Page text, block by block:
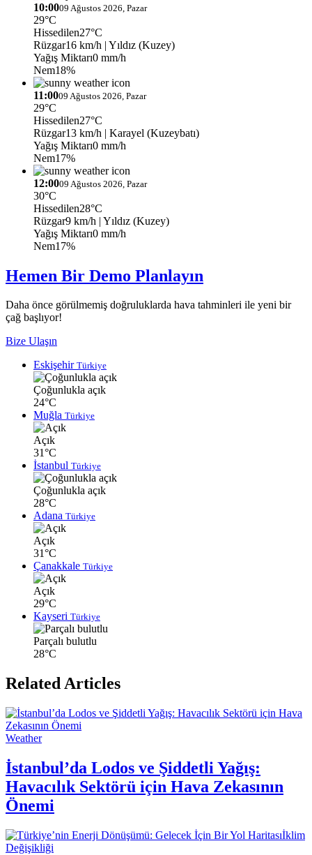
10:0009 Ağustos 2026, Pazar
29°C
Hissedilen27°C
Rüzgar16 km/h | Yıldız (Kuzey)
Yağış Miktarı0 mm/h
Nem18%
11:0009 Ağustos 2026, Pazar
29°C
Hissedilen27°C
Rüzgar13 km/h | Karayel (Kuzeybatı)
Yağış Miktarı0 mm/h
Nem17%
12:0009 Ağustos 2026, Pazar
30°C
Hissedilen28°C
Rüzgar9 km/h | Yıldız (Kuzey)
Yağış Miktarı0 mm/h
Nem17%
Hemen Bir Demo Planlayın
Daha önce görülmemiş doğruluklarda hava tahminleri ile yeni bir
çağ başlıyor!
Bize Ulaşın
Eskişehir Türkiye
Çoğunlukla açık
24°C
Muğla Türkiye
Açık
31°C
İstanbul Türkiye
Çoğunlukla açık
28°C
Adana Türkiye
Açık
31°C
Çanakkale Türkiye
Açık
29°C
Kayseri Türkiye
Parçalı bulutlu
28°C
Related Articles
Weather
İstanbul’da Lodos ve Şiddetli Yağış:
Havacılık Sektörü için Hava Zekasının
Önemi
İklim
Değişikliği